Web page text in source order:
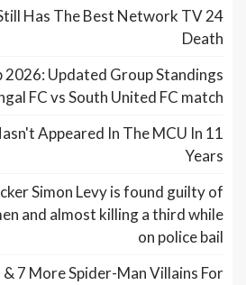
Still Has The Best Network TV
Death
2026: Updated Group Standings
FC vs South United FC match
Appeared In The MCU In 11
Years
Simon Levy is found guilty of
and almost killing a third while
on police bail
7 More Spider-Man Villains For